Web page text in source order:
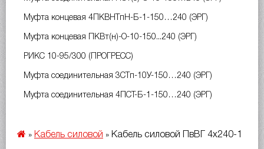
Муфта концевая 4ПКВНТпН-Б-1-150…240 (ЭРГ)
Муфта концевая ПКВт(н)-О-10-150...240 (ЭРГ)
РИКС 10-95/300 (ПРОГРЕСС)
Муфта соединительная 3СТп-10У-150…240 (ЭРГ)
Муфта соединительная 4ПСТ-Б-1-150…240 (ЭРГ)
» Кабель силовой » Кабель силовой ПвВГ 4х240-1